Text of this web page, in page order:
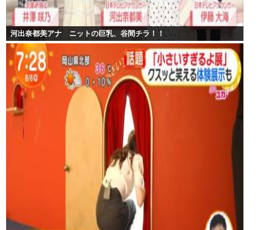
河出奈都美アナ ニットの巨乳、谷間チラ！！